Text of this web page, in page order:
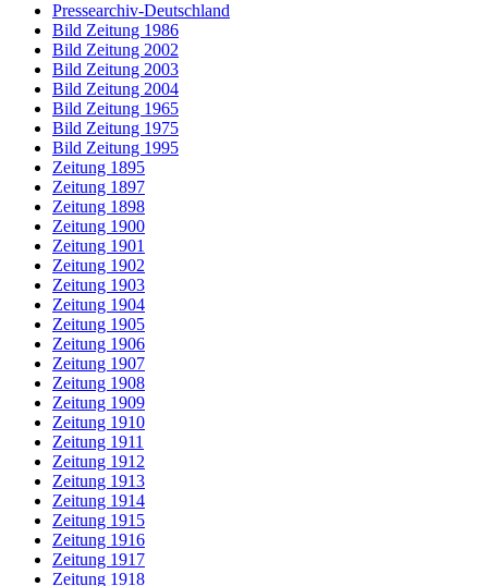
Pressearchiv-Deutschland
Bild Zeitung 1986
Bild Zeitung 2002
Bild Zeitung 2003
Bild Zeitung 2004
Bild Zeitung 1965
Bild Zeitung 1975
Bild Zeitung 1995
Zeitung 1895
Zeitung 1897
Zeitung 1898
Zeitung 1900
Zeitung 1901
Zeitung 1902
Zeitung 1903
Zeitung 1904
Zeitung 1905
Zeitung 1906
Zeitung 1907
Zeitung 1908
Zeitung 1909
Zeitung 1910
Zeitung 1911
Zeitung 1912
Zeitung 1913
Zeitung 1914
Zeitung 1915
Zeitung 1916
Zeitung 1917
Zeitung 1918